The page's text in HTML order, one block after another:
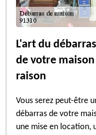
L'art du
de votre maison
raison
Vous serez peut-être
débarras de votre
une mise en location,